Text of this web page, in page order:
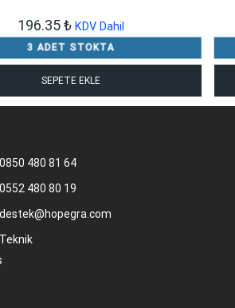
196.35₺ KDV Dahil
3 ADET STOKTA
SEPETE EKLE
480 81 64
0552 480 80 19